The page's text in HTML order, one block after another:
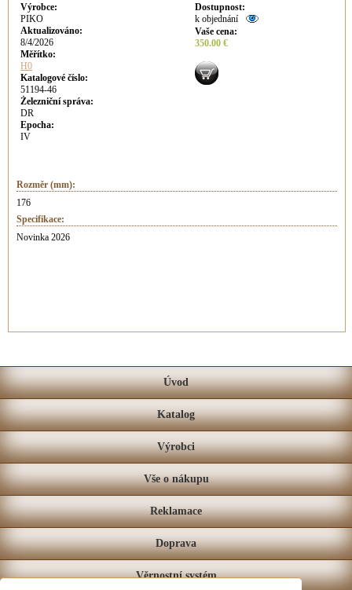
Výrobce:
PIKO
Aktualizováno:
8/4/2026
Měřítko:
H0
Katalogové číslo:
51194-46
Železniční správa:
DR
Epocha:
IV
Dostupnost:
k objednání
Vaše cena:
350.00 €
Rozměr (mm):
176
Specifikace:
Novinka 2026
Úvod
Katalog
Výrobci
Vše o nákupu
Reklamace
Doprava
Věrnostní systém